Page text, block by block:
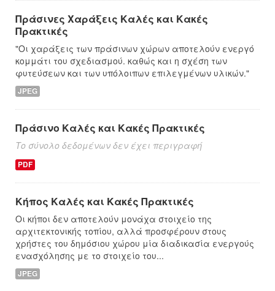
Πράσινες Χαράξεις Καλές και Κακές
Πρακτικές
"Οι χαράξεις των πράσινων χώρων αποτελούν ενεργό
κομμάτι του σχεδιασμού. καθώς και η σχέση των
φυτεύσεων και των υπόλοιπων επιλεγμένων υλικών."
JPEG
Πράσινο Καλές και Κακές Πρακτικές
Το σύνολο δεδομένων δεν έχει περιγραφή
PDF
Κήπος Καλές και Κακές Πρακτικές
Οι κήποι δεν αποτελούν μονάχα στοιχείο της
αρχιτεκτονικής τοπίου, αλλά προσφέρουν στους
χρήστες του δημόσιου χώρου μία διαδικασία ενεργούς
ενασχόλησης με το στοιχείο του...
JPEG